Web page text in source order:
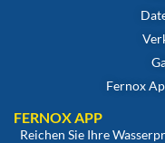
Fernox
FERNOX APP
Reichen Sie Ihre